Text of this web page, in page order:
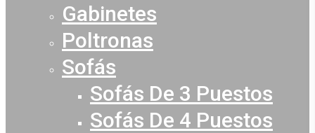
Gabinetes
Poltronas
Sofás
Sofás De 3 Puestos
Sofás De 4 Puestos